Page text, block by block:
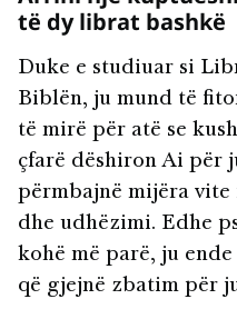
të dy librat bashkë
Duke e studiuar si
Biblën, ju mund të
të mirë për atë se
çfarë dëshiron Ai për
përmbajnë mijëra
dhe udhëzimi. Edhe
kohë më parë, ju
që gjejnë zbatim për